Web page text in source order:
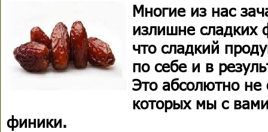
Многие из нас
излишне сладких
что сладкий
по себе и в
Это абсолютно не
которых мы с
финики.